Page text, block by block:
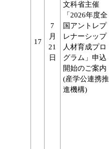
17
7
月
21
日
文科省主催
「2026年度全
国アントレプ
レナーシップ
人材育成プロ
グラム」申込
開始のご案内
(産学公連携推
進機構)